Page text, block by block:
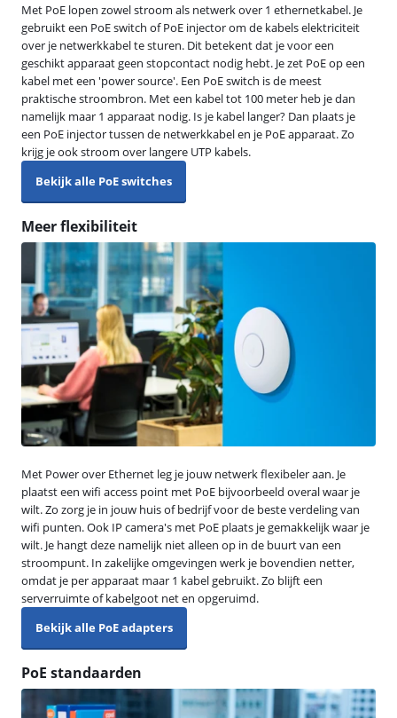
Met PoE lopen zowel stroom als netwerk over 1 ethernetkabel. Je
gebruikt een PoE switch of PoE injector om de kabels elektriciteit
over je netwerkkabel te sturen. Dit betekent dat je voor een
geschikt apparaat geen stopcontact nodig hebt. Je zet PoE op een
kabel met een 'power source'. Een PoE switch is de meest
praktische stroombron. Met een kabel tot 100 meter heb je dan
namelijk maar 1 apparaat nodig. Is je kabel langer? Dan plaats je
een PoE injector tussen de netwerkkabel en je PoE apparaat. Zo
krijg je ook stroom over langere UTP kabels.
Bekijk alle PoE switches
Meer flexibiliteit
Met Power over Ethernet leg je jouw netwerk flexibeler aan. Je
plaatst een wifi access point met PoE bijvoorbeeld overal waar je
wilt. Zo zorg je in jouw huis of bedrijf voor de beste verdeling van
wifi punten. Ook IP camera's met PoE plaats je gemakkelijk waar je
wilt. Je hangt deze namelijk niet alleen op in de buurt van een
stroompunt. In zakelijke omgevingen werk je bovendien netter,
omdat je per apparaat maar 1 kabel gebruikt. Zo blijft een
serverruimte of kabelgoot net en opgeruimd.
Bekijk alle PoE adapters
PoE standaarden